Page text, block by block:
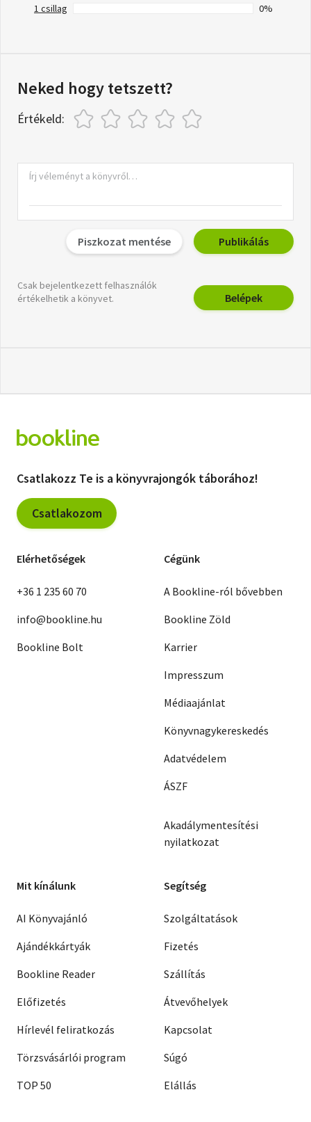
1 csillag
0%
Neked hogy tetszett?
Értékeld:
Piszkozat mentése Publikálás
Csak bejelentkezett felhasználók
értékelhetik a könyvet.
Belépek
Csatlakozz Te is a könyvrajongók táborához!
Csatlakozom
Elérhetőségek
+36 1 235 60 70
info@bookline.hu
Bookline Bolt
Cégünk
A Bookline-ról bővebben
Bookline Zöld
Karrier
Impresszum
Médiaajánlat
Könyvnagykereskedés
Adatvédelem
ÁSZF
Akadálymentesítési
nyilatkozat
Mit kínálunk
AI Könyvajánló
Ajándékkártyák
Bookline Reader
Előfizetés
Hírlevél feliratkozás
Törzsvásárlói program
TOP 50
Segítség
Szolgáltatások
Fizetés
Szállítás
Átvevőhelyek
Kapcsolat
Súgó
Elállás